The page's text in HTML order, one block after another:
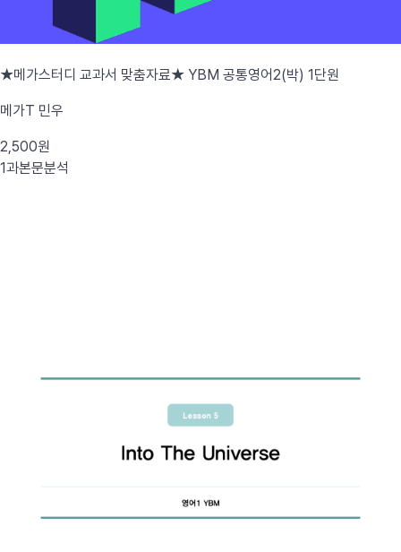
★메가스터디 교과서 맞춤자료★ YBM 공통영어2(박) 1단원
메가T 민우
2,500원
1과본문분석